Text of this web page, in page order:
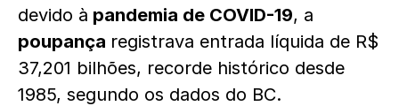
devido à pandemia de COVID-19, a
poupança registrava entrada líquida de R$
37,201 bilhões, recorde histórico desde
1985, segundo os dados do BC.